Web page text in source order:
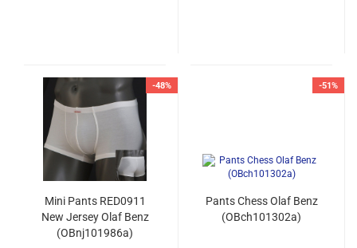
-48%
Mini Pants RED0911
New Jersey Olaf Benz
(OBnj101986a)
-51%
Pants Chess Olaf Benz
(OBch101302a)